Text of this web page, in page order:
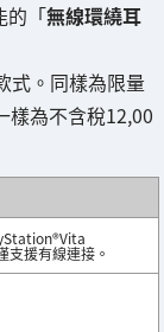
的「無線環繞耳
式。同樣為限量
樣為不含稅12,00
援有線連接。